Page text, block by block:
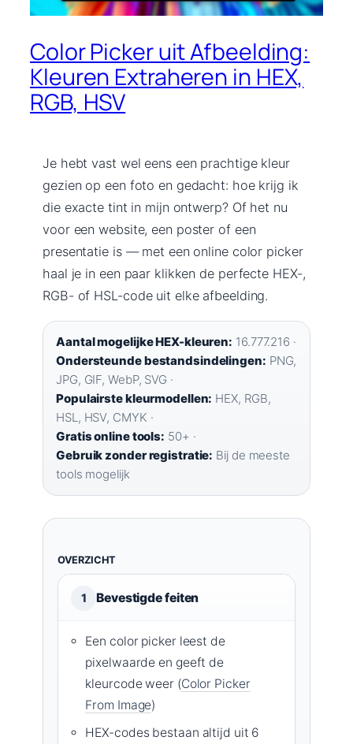
Color Picker uit Afbeelding:
Kleuren Extraheren in HEX,
RGB, HSV
Je hebt vast wel eens een prachtige kleur
gezien op een foto en gedacht: hoe krijg ik
die exacte tint in mijn ontwerp? Of het nu
voor een website, een poster of een
presentatie is — met een online color picker
haal je in een paar klikken de perfecte HEX-,
RGB- of HSL-code uit elke afbeelding.
Aantal mogelijke HEX-kleuren: 16.777.216 ·
Ondersteunde bestandsindelingen: PNG,
JPG, GIF, WebP, SVG ·
Populairste kleurmodellen: HEX, RGB,
HSL, HSV, CMYK ·
Gratis online tools: 50+ ·
Gebruik zonder registratie: Bij de meeste
tools mogelijk
OVERZICHT
1 Bevestigde feiten
Een color picker leest de
pixelwaarde en geeft de
kleurcode weer (Color Picker
From Image)
HEX-codes bestaan altijd uit 6